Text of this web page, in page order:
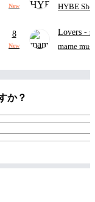
New HYBE
8
New
Lovers -
ト)
mame
か？